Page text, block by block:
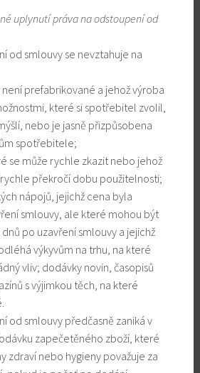
uplynutí práva na odstoupení od
od smlouvy se nevztahuje na
prefabrikované a jehož výroba
které si spotřebitel zvolil,
nebo je jasně přizpůsobena
spotřebitele;
se může rychle zkazit nebo jehož
překročí dobu použitelnosti;
nápojů, jejichž cena byla
smlouvy, ale které mohou být
po uzavření smlouvy a jejichž
výkyvům na trhu, na které
vliv; dodávky novin, časopisů
s výjimkou těch, na které
od smlouvy předčasně zaniká v
zapečetěného zboží, které
zdraví nebo hygieny považuje za